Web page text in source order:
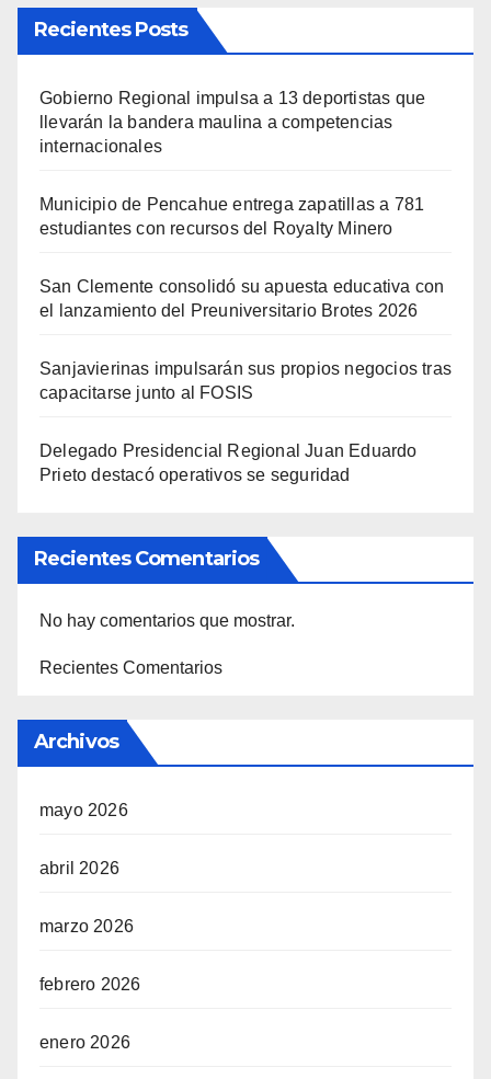
Recientes Posts
Gobierno Regional impulsa a 13 deportistas que
llevarán la bandera maulina a competencias
internacionales
Municipio de Pencahue entrega zapatillas a 781
estudiantes con recursos del Royalty Minero
San Clemente consolidó su apuesta educativa con
el lanzamiento del Preuniversitario Brotes 2026
Sanjavierinas impulsarán sus propios negocios tras
capacitarse junto al FOSIS
Delegado Presidencial Regional Juan Eduardo
Prieto destacó operativos se seguridad
Recientes Comentarios
No hay comentarios que mostrar.
Recientes Comentarios
Archivos
mayo 2026
abril 2026
marzo 2026
febrero 2026
enero 2026